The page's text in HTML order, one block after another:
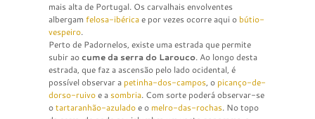
mais alta de Portugal. Os carvalhais envolventes
albergam felosa-ibéricae por vezes ocorre aqui o bútio-
vespeiro.
Perto de Padornelos, existe uma estrada que permite
subir aocume da serra do Larouco. Ao longo desta
estrada, que faz a ascensão pelo lado ocidental, é
possível observar a petinha-dos-campos, o picanço-de-
dorso-ruivoe a sombria. Com sorte poderá observar-se
otartaranhão-azuladoe o melro-das-rochas. No topo